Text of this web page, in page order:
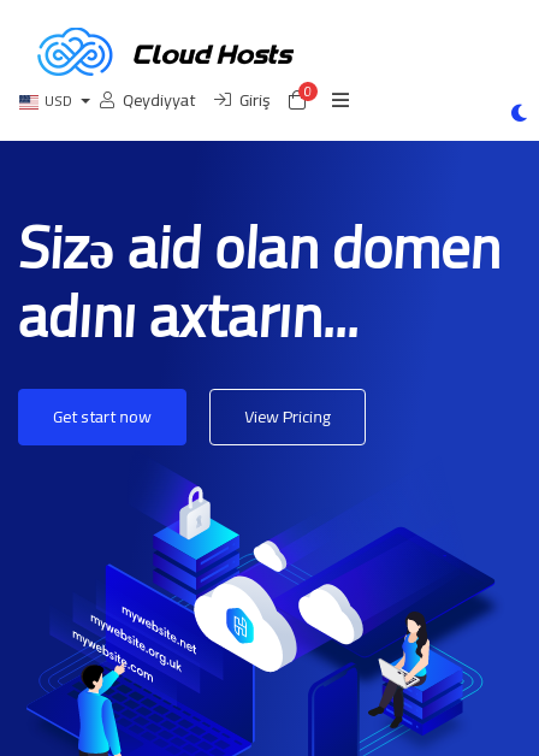
USD Qeydiyyat Giriş 0Səbət
Sizə aid olan domen
adını axtarın...
Get start now View Pricing